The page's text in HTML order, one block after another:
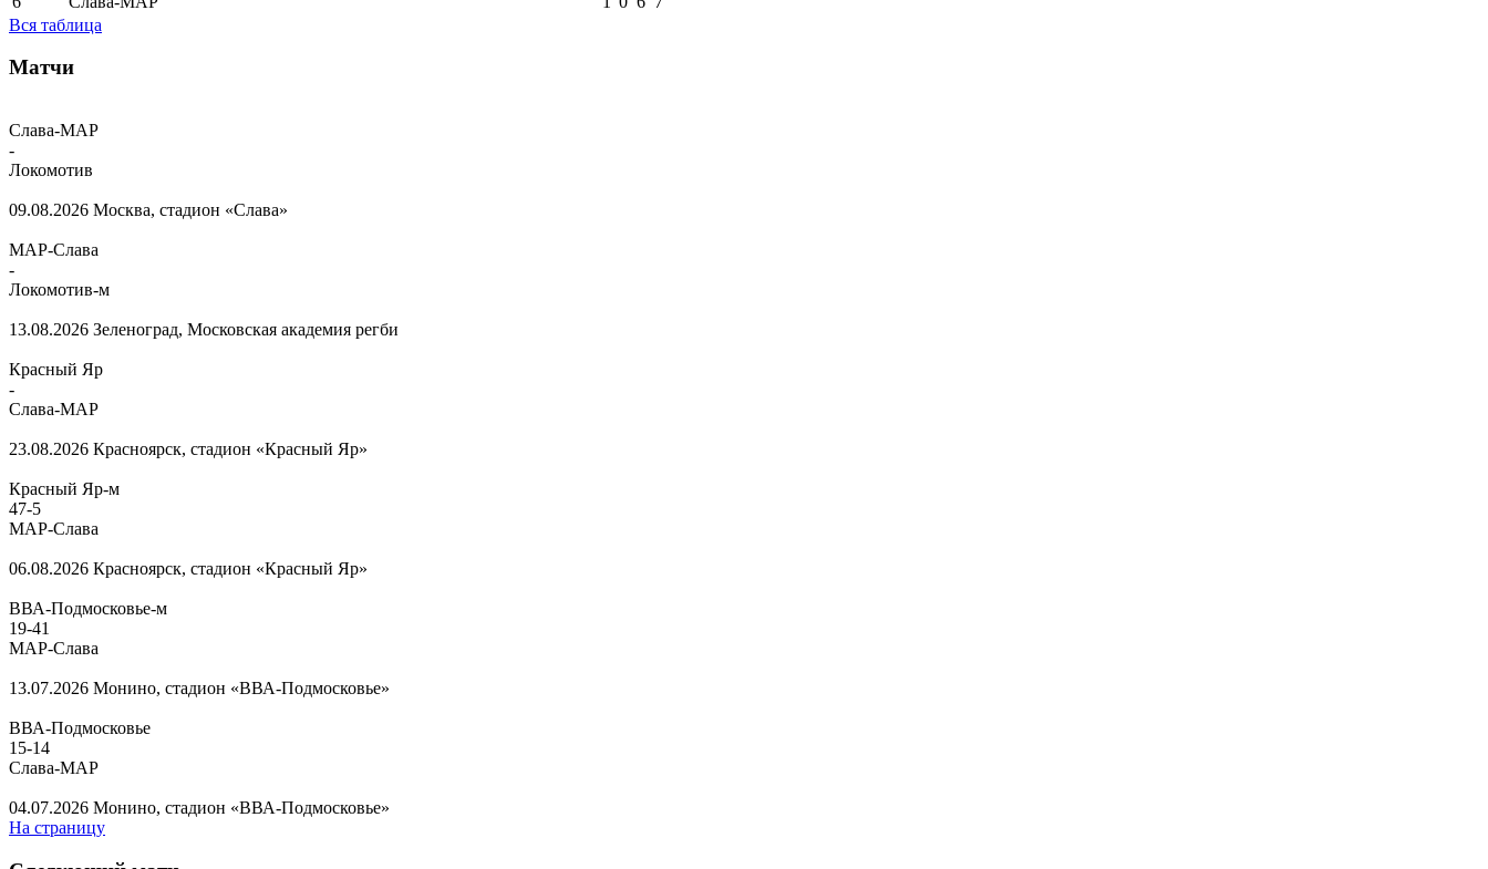
Вся таблица
Матчи
Слава-МАР
-
Локомотив
09.08.2026 Москва, стадион «Слава»
МАР-Слава
-
Локомотив-м
13.08.2026 Зеленоград, Московская академия регби
Красный Яр
-
Слава-МАР
23.08.2026 Красноярск, стадион «Красный Яр»
Красный Яр-м
47-5
МАР-Слава
06.08.2026 Красноярск, стадион «Красный Яр»
ВВА-Подмосковье-м
19-41
МАР-Слава
13.07.2026 Монино, стадион «ВВА-Подмосковье»
ВВА-Подмосковье
15-14
Слава-МАР
04.07.2026 Монино, стадион «ВВА-Подмосковье»
На страницу